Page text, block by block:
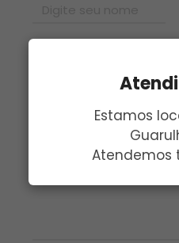
Estamos
Atendemos
Mensagem: